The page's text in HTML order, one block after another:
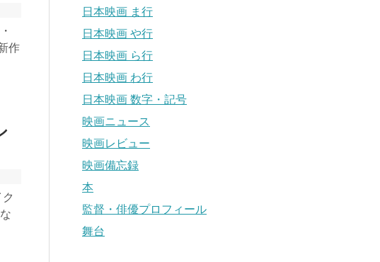
作
日本映画 ま行
日本映画 や行
日本映画 ら行
日本映画 わ行
日本映画 数字・記号
映画ニュース
映画レビュー
映画備忘録
本
監督・俳優プロフィール
舞台